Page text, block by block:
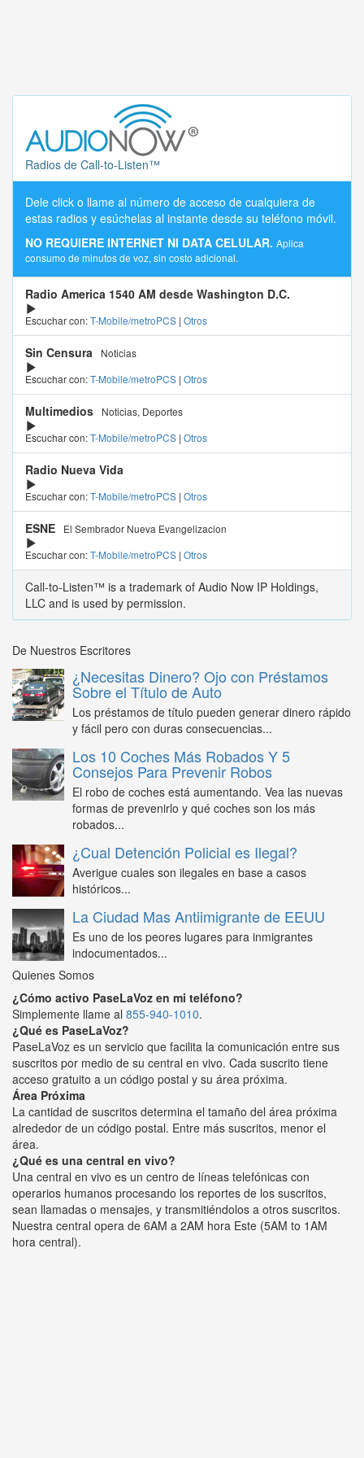
Radios de Call-to-Listen™
Dele click o llame al número de acceso de cualquiera de
estas radios y esúchelas al instante desde su teléfono móvil.
NO REQUIERE INTERNET NI DATA CELULAR. Aplica
consumo de minutos de voz, sin costo adicional.
Radio America 1540 AM desde Washington D.C.
Escuchar con:T-Mobile/metroPCS | Otros
Sin Censura
Noticias
Escuchar con:T-Mobile/metroPCS | Otros
Multimedios
Noticias, Deportes
Escuchar con:T-Mobile/metroPCS | Otros
Radio Nueva Vida
Escuchar con:T-Mobile/metroPCS | Otros
ESNE
El Sembrador Nueva Evangelizacion
Escuchar con:T-Mobile/metroPCS | Otros
Call-to-Listen™ is a trademark of Audio Now IP Holdings,
LLC and is used by permission.
De Nuestros Escritores
¿Necesitas Dinero? Ojo con Préstamos
Sobre el Título de Auto
Los préstamos de título pueden generar dinero rápido
y fácil pero con duras consecuencias...
Los 10 Coches Más Robados Y 5
Consejos Para Prevenir Robos
El robo de coches está aumentando. Vea las nuevas
formas de prevenirlo y qué coches son los más
robados...
¿Cual Detención Policial es Ilegal?
Averigue cuales son ilegales en base a casos
históricos...
La Ciudad Mas Antiimigrante de EEUU
Es uno de los peores lugares para inmigrantes
indocumentados...
Quienes Somos
¿Cómo activo PaseLaVoz en mi teléfono?
Simplemente llame al 855-940-1010.
¿Qué es PaseLaVoz?
PaseLaVoz es un servicio que facilita la comunicación entre sus
suscritos por medio de su central en vivo. Cada suscrito tiene
acceso gratuito a un código postal y su área próxima.
Área Próxima
La cantidad de suscritos determina el tamaño del área próxima
alrededor de un código postal. Entre más suscritos, menor el
área.
¿Qué es una central en vivo?
Una central en vivo es un centro de líneas telefónicas con
operarios humanos procesando los reportes de los suscritos,
sean llamadas o mensajes, y transmitiéndolos a otros suscritos.
Nuestra central opera de 6AM a 2AM hora Este (5AM to 1AM
hora central).